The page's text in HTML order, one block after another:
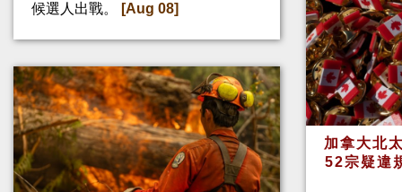
候選人出戰。
[Aug 08]
加拿大北
52宗疑違